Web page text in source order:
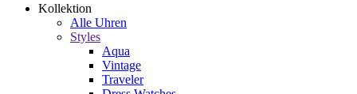
Kollektion
Alle Uhren
Styles
Aqua
Vintage
Traveler